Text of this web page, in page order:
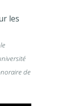
les
de